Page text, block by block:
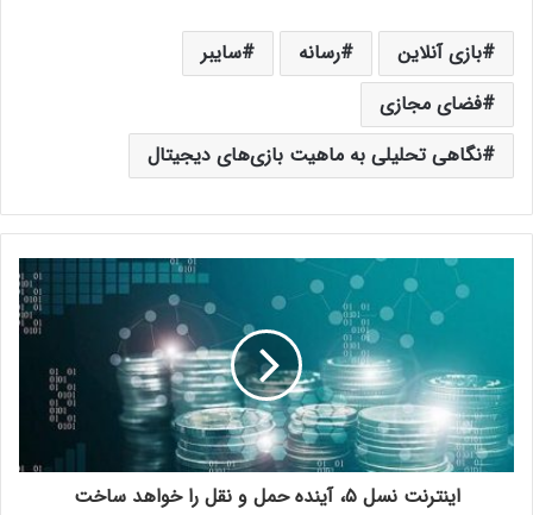
بازی آنلاین رسانه
سایبر
فضای مجازی
نگاهی تحلیلی به ماهیت بازی‌های دیجیتال
اینترنت نسل ۵، آینده حمل و نقل را خواهد ساخت